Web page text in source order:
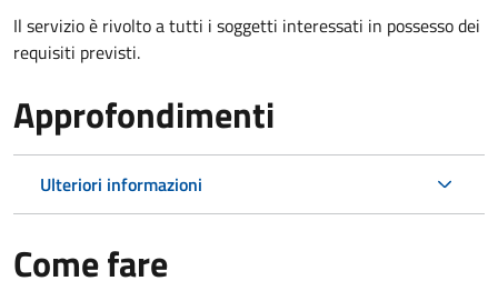
Il servizio è rivolto a tutti i soggetti interessati in possesso dei
requisiti previsti.
Approfondimenti
Ulteriori informazioni
Come fare